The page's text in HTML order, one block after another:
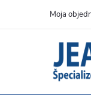
Moja